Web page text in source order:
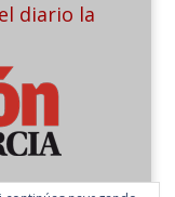
diario la